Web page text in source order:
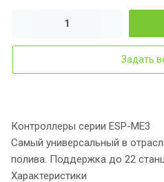
Задать
Контроллеры серии ESP-ME3
Самый универсальный в
полива. Поддержка до 22
Характеристики